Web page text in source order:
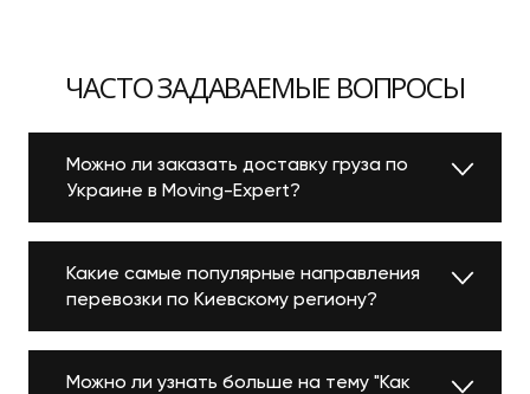
ЧАСТО ЗАДАВАЕМЫЕ ВОПРОСЫ
Можно ли заказать доставку груза по
Украине в Moving-Expert?
Какие самые популярные направления
перевозки по Киевскому региону?
Можно ли узнать больше на тему "Как